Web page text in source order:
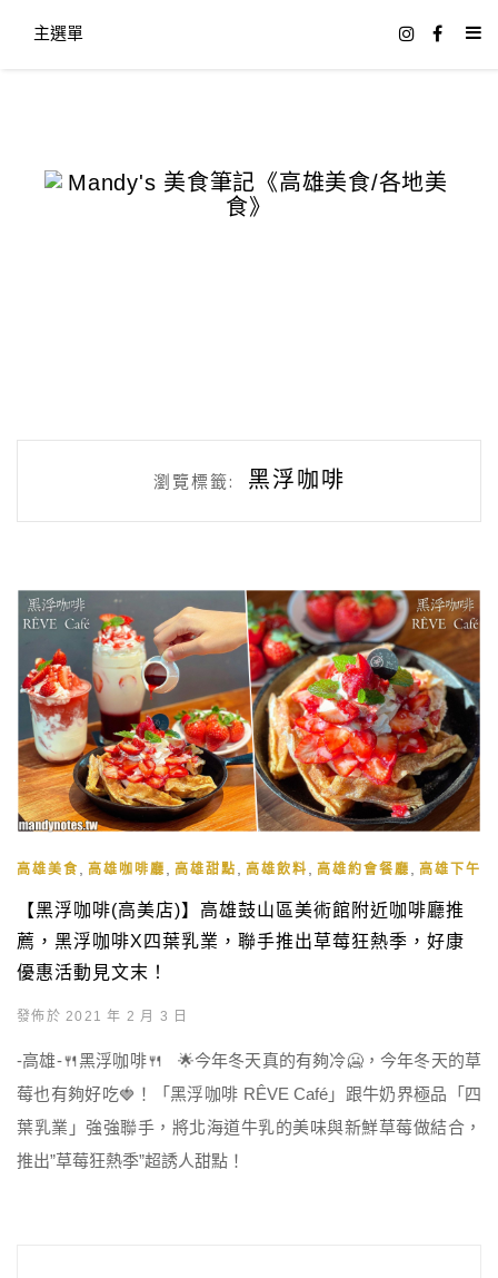
主選單
瀏覽標籤: 黑浮咖啡
高雄美食 , 高雄咖啡廳 , 高雄甜點 , 高雄飲料 , 高雄約會餐廳 , 高雄下午茶
【黑浮咖啡(高美店)】高雄鼓山區美術館附近咖啡廳推
薦，黑浮咖啡X四葉乳業，聯手推出草莓狂熱季，好康
優惠活動見文末！
發佈於 2021 年 2 月 3 日
-高雄-🍴黑浮咖啡🍴 🌟今年冬天真的有夠冷🥶，今年冬天的草
莓也有夠好吃🍓！「黑浮咖啡 RÊVE Café」跟牛奶界極品「四
葉乳業」強強聯手，將北海道牛乳的美味與新鮮草莓做結合，
推出”草莓狂熱季”超誘人甜點！